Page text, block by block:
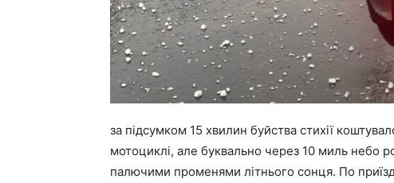
за підсумком 15 хвилин буйства стихії
мотоциклі, але буквально через 10 миль небо
палючими променями літнього сонця. По